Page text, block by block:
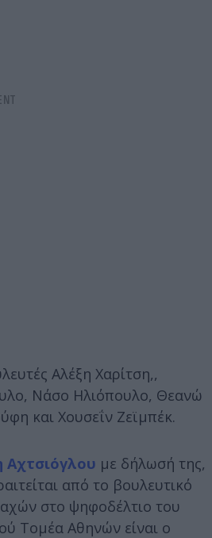
Αλέξη Χαρίτση,,
Νάσο Ηλιόπουλο, Θεανώ
και Χουσεΐν Ζεϊμπέκ.
Αχτσιόγλου με δήλωσή της,
από το βουλευτικό
στο ψηφοδέλτιο του
Τομέα Αθηνών είναι ο